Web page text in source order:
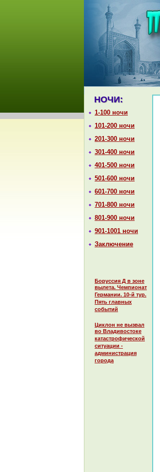
НОЧИ:
1-100 ночи
101-200 ночи
201-300 ночи
301-400 ночи
401-500 ночи
501-600 ночи
601-700 ночи
701-800 ночи
801-900 ночи
901-1001 ночи
Заключение
Боруссия Д в зоне
вылета. Чемпионат
Германии. 10-й тур.
Пять главных
событий
Циклон не вызвал
во Владивостоке
катастрофической
ситуации -
администрация
города